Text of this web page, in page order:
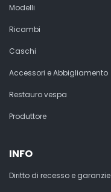
Modelli
Ricambi
Caschi
Accessori e Abbigliamento
Restauro vespa
Produttore
INFO
Diritto di recesso e garanzie